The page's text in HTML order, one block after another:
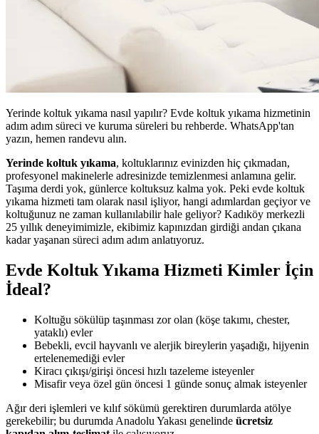
Yerinde koltuk yıkama nasıl yapılır? Evde koltuk yıkama hizmetinin
adım adım süreci ve kuruma süreleri bu rehberde. WhatsApp'tan
yazın, hemen randevu alın.
Yerinde koltuk yıkama, koltuklarınız evinizden hiç çıkmadan,
profesyonel makinelerle adresinizde temizlenmesi anlamına gelir.
Taşıma derdi yok, günlerce koltuksuz kalma yok. Peki evde koltuk
yıkama hizmeti tam olarak nasıl işliyor, hangi adımlardan geçiyor ve
koltuğunuz ne zaman kullanılabilir hale geliyor? Kadıköy merkezli
25 yıllık deneyimimizle, ekibimiz kapınızdan girdiği andan çıkana
kadar yaşanan süreci adım adım anlatıyoruz.
Evde Koltuk Yıkama Hizmeti Kimler İçin
İdeal?
Koltuğu sökülüp taşınması zor olan (köşe takımı, chester,
yataklı) evler
Bebekli, evcil hayvanlı ve alerjik bireylerin yaşadığı, hijyenin
ertelenemediği evler
Kiracı çıkışı/girişi öncesi hızlı tazeleme isteyenler
Misafir veya özel gün öncesi 1 günde sonuç almak isteyenler
Ağır deri işlemleri ve kılıf sökümü gerektiren durumlarda atölye
gerekebilir; bu durumda Anadolu Yakası genelinde ücretsiz